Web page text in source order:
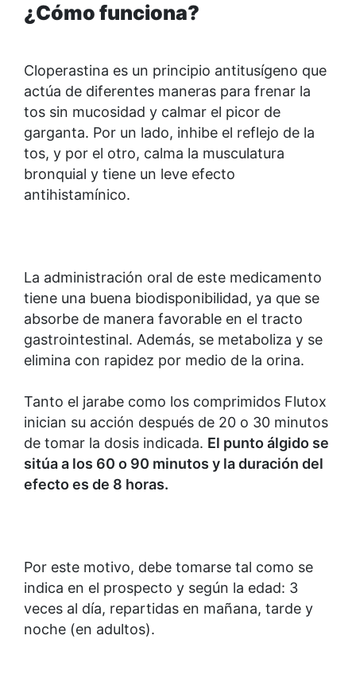
¿Cómo funciona?
Cloperastina es un principio antitusígeno que
actúa de diferentes maneras para frenar la
tos sin mucosidad y calmar el picor de
garganta. Por un lado, inhibe el reflejo de la
tos, y por el otro, calma la musculatura
bronquial y tiene un leve efecto
antihistamínico.
La administración oral de este medicamento
tiene una buena biodisponibilidad, ya que se
absorbe de manera favorable en el tracto
gastrointestinal. Además, se metaboliza y se
elimina con rapidez por medio de la orina.
Tanto el jarabe como los comprimidos Flutox
inician su acción después de 20 o 30 minutos
de tomar la dosis indicada. El punto álgido se
sitúa a los 60 o 90 minutos y la duración del
efecto es de 8 horas.
Por este motivo, debe tomarse tal como se
indica en el prospecto y según la edad: 3
veces al día, repartidas en mañana, tarde y
noche (en adultos).